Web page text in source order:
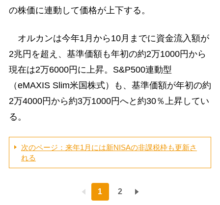
の株価に連動して価格が上下する。
オルカンは今年1月から10月までに資金流入額が
2兆円を超え、基準価額も年初の約2万1000円から
現在は2万6000円に上昇。S&P500連動型
（eMAXIS Slim米国株式）も、基準価額が年初の約
2万4000円から約3万1000円へと約30％上昇してい
る。
次のページ：来年1月には新NISAの非課税枠も更新さ
れる
1 2